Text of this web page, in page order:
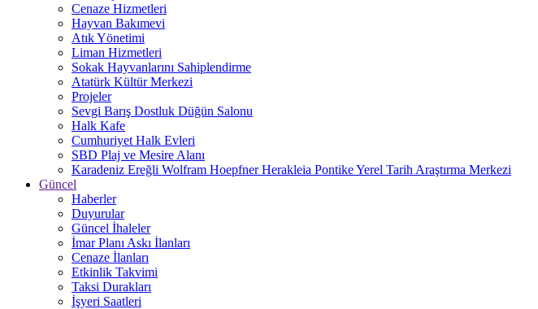
Cenaze Hizmetleri
Hayvan Bakımevi
Atık Yönetimi
Liman Hizmetleri
Sokak Hayvanlarını Sahiplendirme
Atatürk Kültür Merkezi
Projeler
Sevgi Barış Dostluk Düğün Salonu
Halk Kafe
Cumhuriyet Halk Evleri
SBD Plaj ve Mesire Alanı
Karadeniz Ereğli Wolfram Hoepfner Herakleia Pontike Yerel Tarih Araştırma Merkezi
Güncel
Haberler
Duyurular
Güncel İhaleler
İmar Planı Askı İlanları
Cenaze İlanları
Etkinlik Takvimi
Taksi Durakları
İşyeri Saatleri